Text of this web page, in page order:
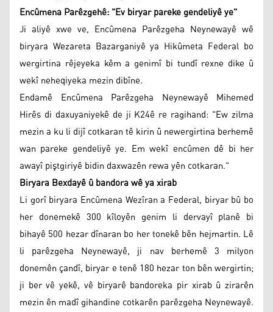
Encûmena Parêzgehê: "Ev biryar pareke gendeliyê ye"
Ji aliyê xwe ve, Encûmena Parêzgeha Neynewayê wê
biryara Wezareta Bazarganiyê ya Hikûmeta Federal bo
wergirtina rêjeyeka kêm a genimî bi tundî rexne dike û
wekî neheqiyeka mezin dibîne.
Endamê Encûmena Parêzgeha Neynewayê Mihemed
Hirês di daxuyaniyekê de ji K24ê re ragihand: "Ew zilma
mezin a ku li dijî cotkaran tê kirin û newergirtina berhemê
wan pareke gendeliyê ye. Em wekî encûmen dê bi her
awayî piştgiriyê bidin daxwazên rewa yên cotkaran."
Biryara Bexdayê û bandora wê ya xirab
Li gorî biryara Encûmena Wezîran a Federal, biryar bû bo
her donemekê 300 kîloyên genim li dervayî planê bi
bihayê 500 hezar dînaran bo her tonekê bên hejmartin. Lê
li parêzgeha Neynewayê, ji nav berhemê 3 milyon
donemên çandî, biryar e tenê 180 hezar ton bên wergirtin;
ji ber vê yekê, vê biryarê bandoreka pir xirab û zirarên
mezin ên madî gihandine cotkarên parêzgeha Neynewayê.